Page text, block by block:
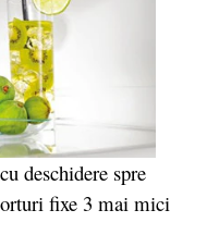
deschidere spre
fixe 3 mai mici